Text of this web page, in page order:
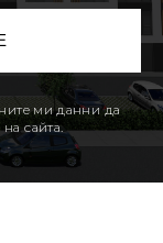
ми данни да
сайта.